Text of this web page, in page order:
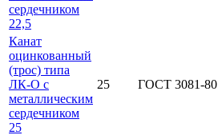
сердечником
22,5
Канат
оцинкованный
(трос) типа
ЛК-О с
металлическим
сердечником
25
25 ГОСТ 3081-80